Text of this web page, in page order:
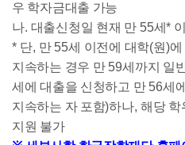
우 학자금대출 가능
나. 대출신청일 현재 만 55세*
* 단, 만 55세 이전에 대학(원)에
지속하는 경우 만 59세까지 일
세에 대출을 신청하고 만 56세
지속하는 자 포함)하나, 해당 학
지원 불가